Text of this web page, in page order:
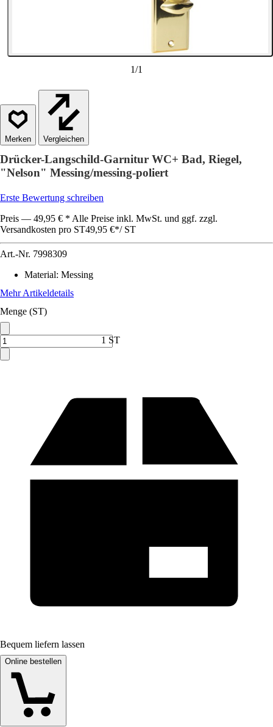
1/1
Vergleichen
Drücker-Langschild-Garnitur WC+ Bad, Riegel,
"Nelson" Messing/messing-poliert
Erste Bewertung schreiben
Preis — 49,95 € * Alle Preise inkl. MwSt. und ggf. zzgl.
Versandkosten pro ST49,95 €*/ ST
Art.-Nr. 7998309
Material: Messing
Mehr Artikeldetails
Menge (ST)
1 ST
Bequem liefern lassen
Online bestellen